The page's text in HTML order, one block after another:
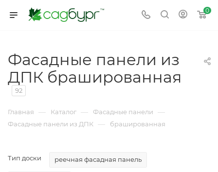
0
Фасадные панели из
ДПК брашированная
92
Главная — Каталог — Фасадные панели —
Фасадные панели из ДПК — брашированная
Тип доски реечная фасадная панель